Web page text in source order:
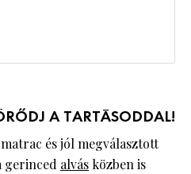
A TARTÁSODDAL!
és jól megválasztott
gerinced alvás közben is